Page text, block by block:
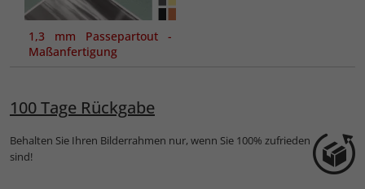
1,3 mm Passepartout -
Maßanfertigung
100 Tage Rückgabe
Behalten Sie Ihren Bilderrahmen nur, wenn Sie 100% zufrieden
sind!